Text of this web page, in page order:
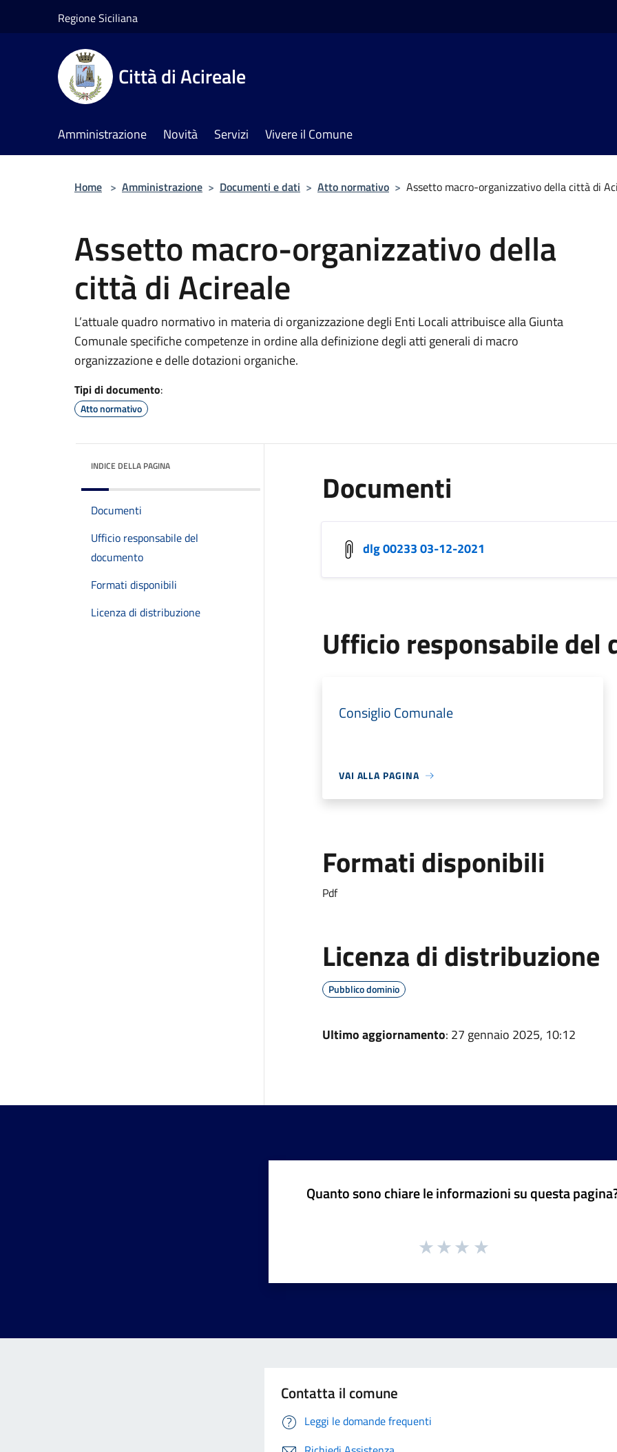
Regione Siciliana
Città di Acireale
Amministrazione Novità Servizi Vivere il Comune
Home > Amministrazione > Documenti e dati > Atto normativo > Assetto macro-organizzativo della città di
Assetto macro-organizzativo della
città di Acireale
L’attuale quadro normativo in materia di organizzazione degli Enti Locali attribuisce alla Giunta
Comunale specifiche competenze in ordine alla definizione degli atti generali di macro
organizzazione e delle dotazioni organiche.
Tipi di documento:
Atto normativo
INDICE DELLA PAGINA
Documenti
Ufficio responsabile del
documento
Formati disponibili
Licenza di distribuzione
Documenti
dlg 00233 03-12-2021
Ufficio responsabile del
Consiglio Comunale
VAI ALLA PAGINA
Formati disponibili
Pdf
Licenza di distribuzione
Pubblico dominio
Ultimo aggiornamento: 27 gennaio 2025, 10:12
Quanto sono chiare le informazioni su questa
Contatta il comune
Leggi le domande frequenti